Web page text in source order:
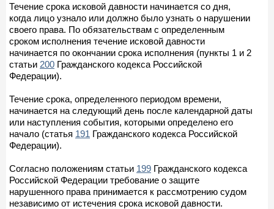
Течение срока исковой давности начинается со дня,
когда лицо узнало или должно было узнать о нарушении
своего права. По обязательствам с определенным
сроком исполнения течение исковой давности
начинается по окончании срока исполнения (пункты 1 и 2
статьи 200 Гражданского кодекса Российской
Федерации).
Течение срока, определенного периодом времени,
начинается на следующий день после календарной даты
или наступления события, которыми определено его
начало (статья 191 Гражданского кодекса Российской
Федерации).
Согласно положениям статьи 199 Гражданского кодекса
Российской Федерации требование о защите
нарушенного права принимается к рассмотрению судом
независимо от истечения срока исковой давности.